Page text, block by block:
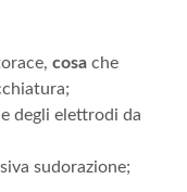
cosa che
degli elettrodi da
sudorazione;